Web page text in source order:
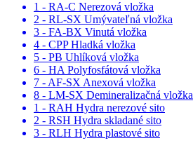
1 - RA-C Nerezová vložka
2 - RL-SX Umývateľná vložka
3 - FA-BX Vinutá vložka
4 - CPP Hladká vložka
5 - PB Uhlíková vložka
6 - HA Polyfosfátová vložka
7 - AF-SX Anexová vložka
8 - LM-SX Demineralizačná vložka
1 - RAH Hydra nerezové sito
2 - RSH Hydra skladané sito
3 - RLH Hydra plastové sito